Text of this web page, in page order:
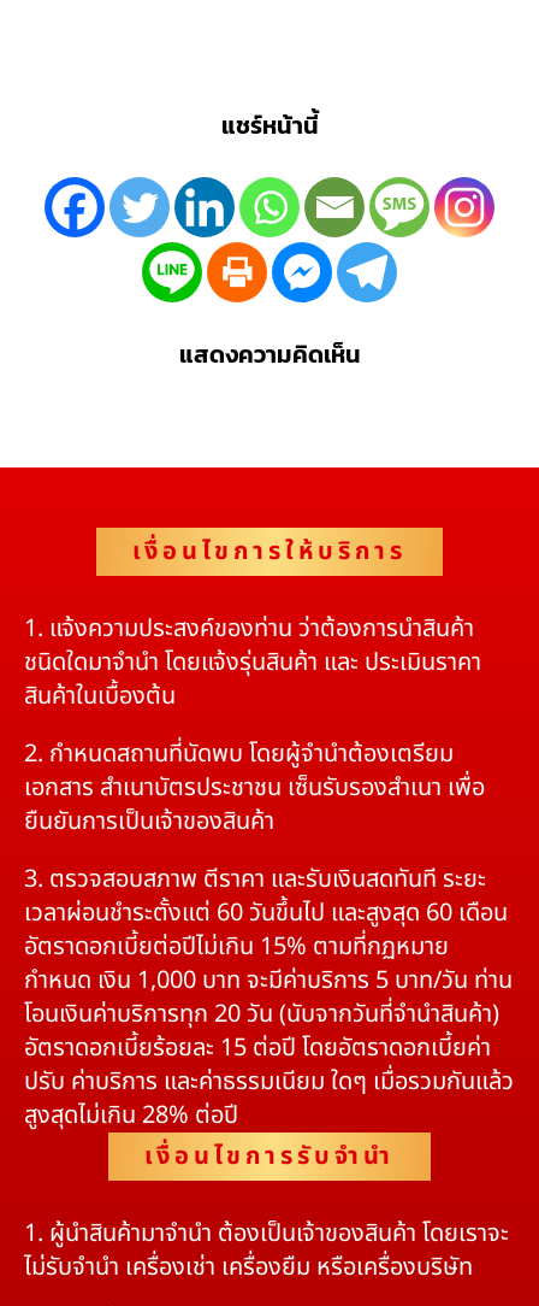
แชร์หน้านี้
แสดงความคิดเห็น
เงื่อนไขการให้บริการ
1. แจ้งความประสงค์ของท่าน ว่าต้องการนำสินค้า
ชนิดใดมาจำนำ โดยแจ้งรุ่นสินค้า และ ประเมินราคา
สินค้าในเบื้องต้น
2. กำหนดสถานที่นัดพบ โดยผู้จำนำต้องเตรียม
เอกสาร สำเนาบัตรประชาชน เซ็นรับรองสำเนา เพื่อ
ยืนยันการเป็นเจ้าของสินค้า
3. ตรวจสอบสภาพ ตีราคา และรับเงินสดทันที ระยะ
เวลาผ่อนชำระตั้งแต่ 60 วันขึ้นไป และสูงสุด 60 เดือน
อัตราดอกเบี้ยต่อปีไม่เกิน 15% ตามที่กฏหมาย
กำหนด เงิน 1,000 บาท จะมีค่าบริการ 5 บาท/วัน ท่าน
โอนเงินค่าบริการทุก 20 วัน (นับจากวันที่จำนำสินค้า)
อัตราดอกเบี้ยร้อยละ 15 ต่อปี โดยอัตราดอกเบี้ยค่า
ปรับ ค่าบริการ และค่าธรรมเนียม ใดๆ เมื่อรวมกันแล้ว
สูงสุดไม่เกิน 28% ต่อปี
เงื่อนไขการรับจำนำ
1. ผู้นำสินค้ามาจำนำ ต้องเป็นเจ้าของสินค้า โดยเราจะ
ไม่รับจำนำ เครื่องเช่า เครื่องยืม หรือเครื่องบริษัท